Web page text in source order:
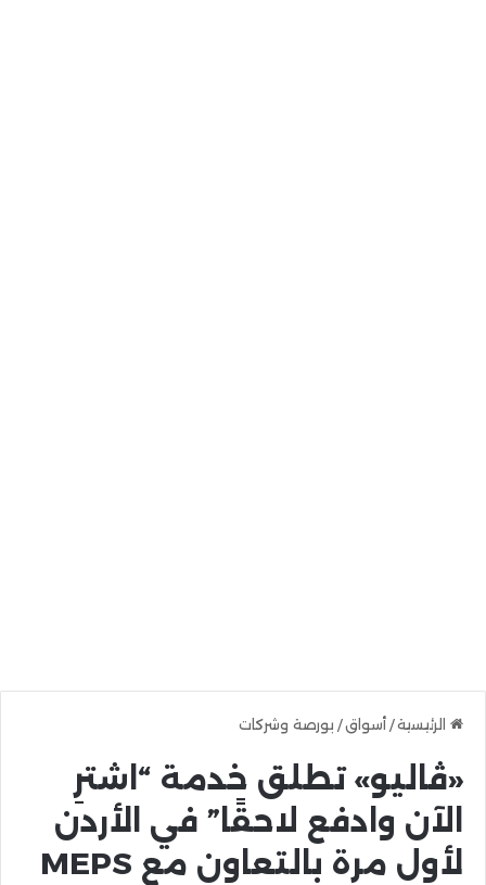
الرئيسية/ أسواق/ بورصة وشركات
«ڤاليو» تطلق خدمة “اشترِ
الآن وادفع لاحقًا” في الأردن
لأول مرة بالتعاون مع MEPS